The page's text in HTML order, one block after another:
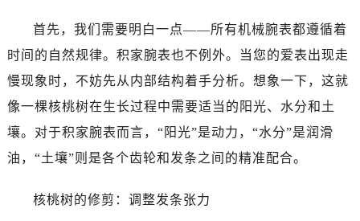
首先，我们需要明白一点——所有机械腕表都遵循着
时间的自然规律。积家腕表也不例外。当您的爱表出现走
慢现象时，不妨先从内部结构着手分析。想象一下，这就
像一棵核桃树在生长过程中需要适当的阳光、水分和土
壤。对于积家腕表而言，“阳光”是动力，“水分”是润滑
油，“土壤”则是各个齿轮和发条之间的精准配合。
核桃树的修剪：调整发条张力